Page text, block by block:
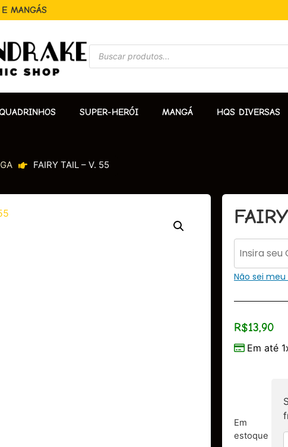
MANGÁS
SUPER-HERÓI MANGÁ HQS DIVERSAS
FAIRY TAIL – V. 55
Não sei meu
R$13,90
Em até
Em
estoque